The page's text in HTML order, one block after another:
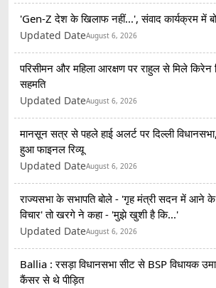
'Gen-Z देश के खिलाफ नहीं...', संवाद कार्यक्रम में
Updated DateAugust 6, 2026
परिसीमन और महिला आरक्षण पर राहुल से मिले किरेन
सहमति
Updated DateAugust 6, 2026
मानसून सत्र से पहले हाई अलर्ट पर दिल्ली विधानसभा,
हुआ फाइनल रिव्यू
Updated DateAugust 6, 2026
राज्यसभा के सभापति बोले - 'गृह मंत्री सदन में आने
विचार' तो खरगे ने कहा - 'मुझे खुशी है कि...'
Updated DateAugust 6, 2026
Ballia : रसड़ा विधानसभा सीट से BSP विधायक
कैंसर से थे पीड़ित